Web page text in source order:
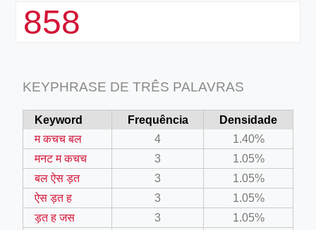
crew-neck-navy-blue/
858
KEYPHRASE DE TRÊS PALAVRAS
Keyword Frequência
Densidade
म कचच बल
4
1.40%
मनट म कचच
3
1.05%
बल ऐस ड़त
3
1.05%
ऐस ड़त ह
3
1.05%
ड़त ह जस
3
1.05%